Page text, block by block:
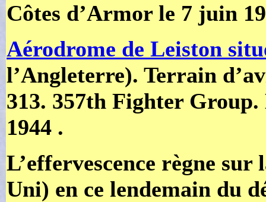
Côtes d’Armor le 7 juin
Aérodrome de Leiston
l’Angleterre). Terrain
313. 357th Fighter
1944 .
L’effervescence règne
Uni) en ce lendemain du